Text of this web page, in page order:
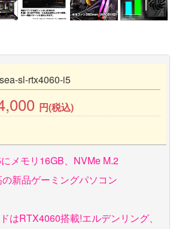
sl-rtx4060-i5
円(税込)
メモリ16GB、NVMe M.2
新品ゲーミングパソコン
はRTX4060搭載!エルデンリング、